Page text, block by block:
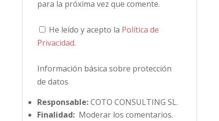
para la próxima vez que comente.
He leído y acepto la Política de
Privacidad.
Información básica sobre protección
de datos
Responsable:COTO CONSULTING SL.
Finalidad:Moderar los comentarios.